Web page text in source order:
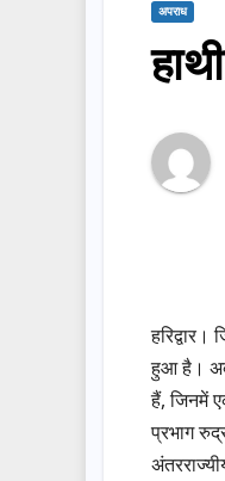
अपराध
हुआ है। अब
हैं, जिनमें
प्रभाग